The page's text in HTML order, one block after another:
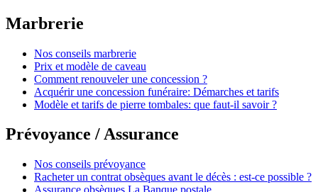
Marbrerie
Nos conseils marbrerie
Prix et modèle de caveau
Comment renouveler une concession ?
Acquérir une concession funéraire: Démarches et tarifs
Modèle et tarifs de pierre tombales: que faut-il savoir ?
Prévoyance / Assurance
Nos conseils prévoyance
Racheter un contrat obsèques avant le décès : est-ce possible ?